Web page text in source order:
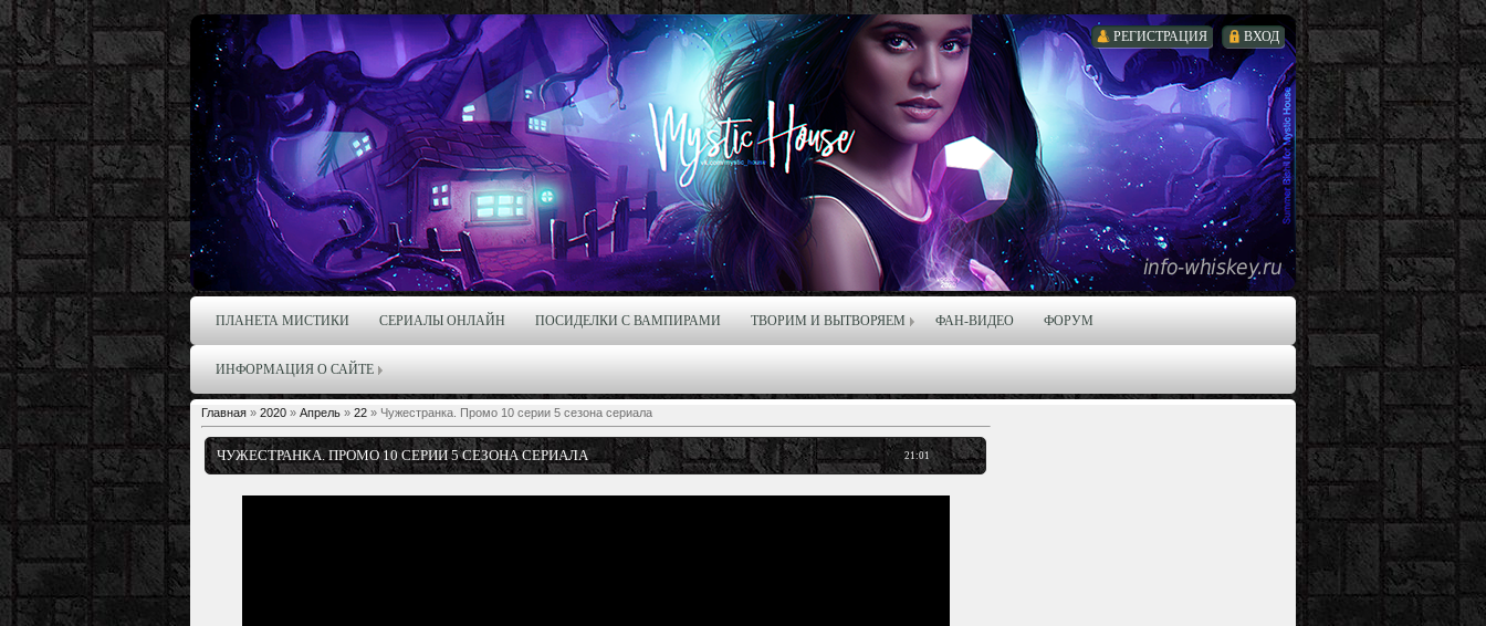
ВХОД
РЕГИСТРАЦИЯ
ПЛАНЕТА МИСТИКИ СЕРИАЛЫ ОНЛАЙН ПОСИДЕЛКИ С ВАМПИРАМИ ТВОРИМ И ВЫТВОРЯЕМ ФАН-ВИДЕО ФОРУМ
ИНФОРМАЦИЯ О САЙТЕ
Главная » 2020 » Апрель » 22 » Чужестранка. Промо 10 серии 5 сезона сериала
21:01
ЧУЖЕСТРАНКА. ПРОМО 10 СЕРИИ 5 СЕЗОНА СЕРИАЛА